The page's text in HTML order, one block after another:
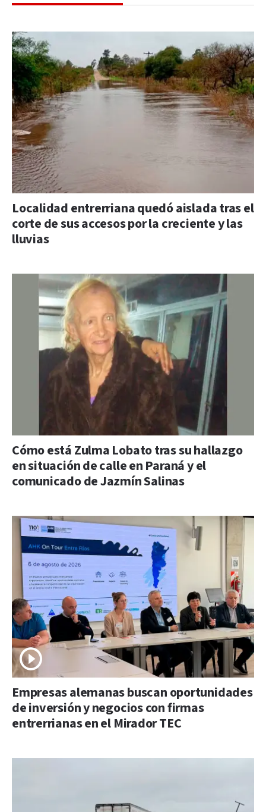
Localidad entrerriana quedó aislada tras el
corte de sus accesos por la creciente y las
lluvias
Cómo está Zulma Lobato tras su hallazgo
en situación de calle en Paraná y el
comunicado de Jazmín Salinas
Empresas alemanas buscan oportunidades
de inversión y negocios con firmas
entrerrianas en el Mirador TEC